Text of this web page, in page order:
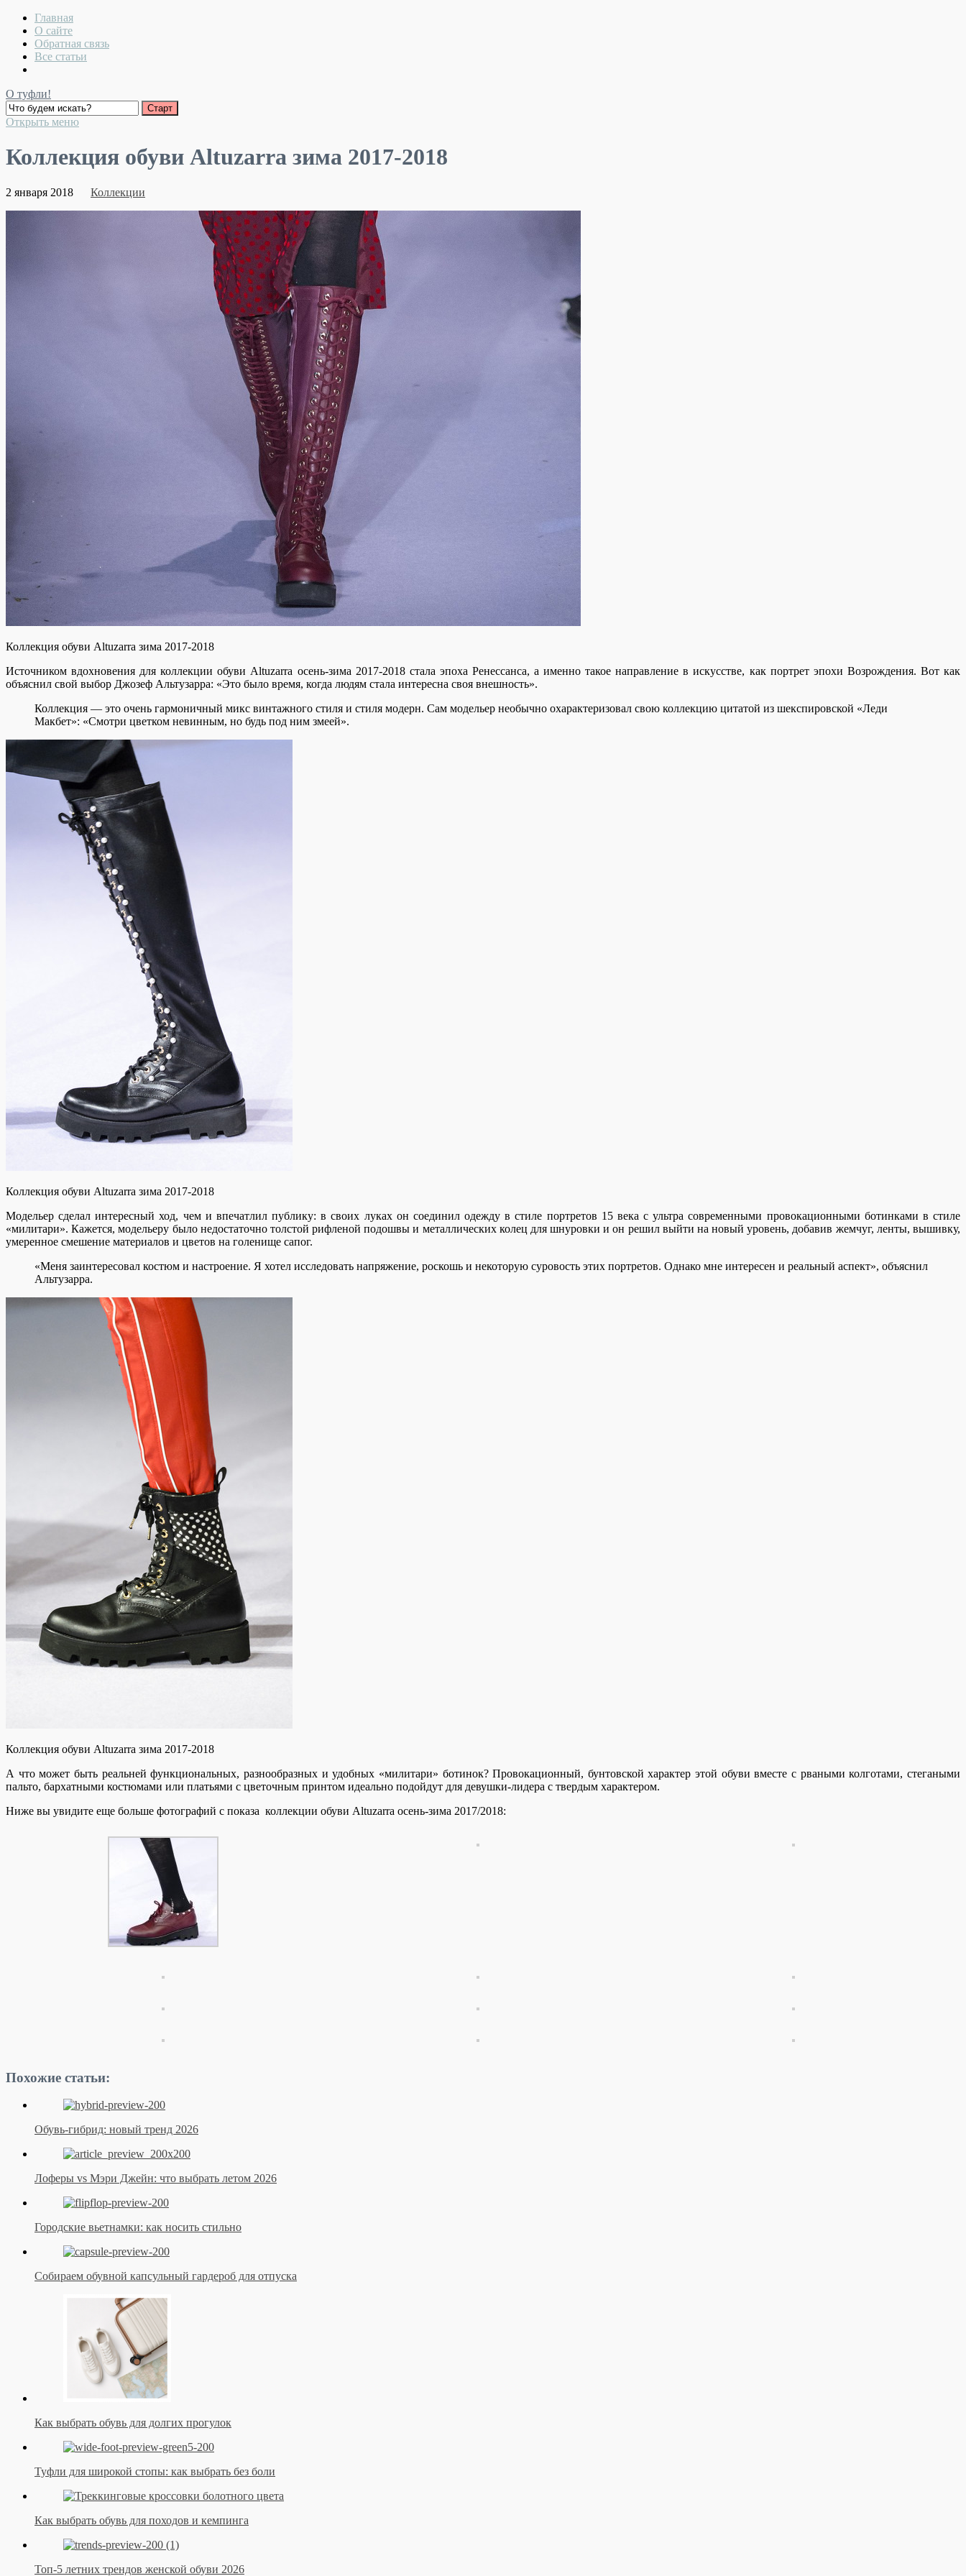
Главная
О сайте
Обратная связь
Все статьи
О туфли!
Открыть меню
Коллекция обуви Altuzarra зима 2017-2018
2 января 2018 Коллекции
Коллекция обуви Altuzarra зима 2017-2018
Источником вдохновения для коллекции обуви Altuzarra осень-зима 2017-2018 стала эпоха Ренессанса, а именно такое направление в искусстве, как портрет эпохи Возрождения. Вот как
объяснил свой выбор Джозеф Альтузарра: «Это было время, когда людям стала интересна своя внешность».
Коллекция — это очень гармоничный микс винтажного стиля и стиля модерн. Сам модельер необычно охарактеризовал свою коллекцию цитатой из шекспировской «Леди
Макбет»: «Смотри цветком невинным, но будь под ним змеей».
Коллекция обуви Altuzarra зима 2017-2018
Модельер сделал интересный ход, чем и впечатлил публику: в своих луках он соединил одежду в стиле портретов 15 века с ультра современными провокационными ботинками в стиле
«милитари». Кажется, модельеру было недостаточно толстой рифленой подошвы и металлических колец для шнуровки и он решил выйти на новый уровень, добавив жемчуг, ленты, вышивку,
умеренное смешение материалов и цветов на голенище сапог.
«Меня заинтересовал костюм и настроение. Я хотел исследовать напряжение, роскошь и некоторую суровость этих портретов. Однако мне интересен и реальный аспект», объяснил
Альтузарра.
Коллекция обуви Altuzarra зима 2017-2018
А что может быть реальней функциональных, разнообразных и удобных «милитари» ботинок? Провокационный, бунтовской характер этой обуви вместе с рваными колготами, стегаными
пальто, бархатными костюмами или платьями с цветочным принтом идеально подойдут для девушки-лидера с твердым характером.
Ниже вы увидите еще больше фотографий с показа коллекции обуви Altuzarra осень-зима 2017/2018:
Похожие статьи:
Обувь-гибрид: новый тренд 2026
Лоферы vs Мэри Джейн: что выбрать летом 2026
Городские вьетнамки: как носить стильно
Собираем обувной капсульный гардероб для отпуска
Как выбрать обувь для долгих прогулок
Туфли для широкой стопы: как выбрать без боли
Как выбрать обувь для походов и кемпинга
Топ-5 летних трендов женской обуви 2026